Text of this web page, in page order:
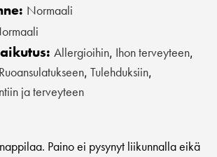
Normaali
Allergioihin, Ihon terveyteen,
Ruoansulatukseen, Tulehduksiin,
ja terveyteen
Paino ei pysynyt liikunnalla eikä